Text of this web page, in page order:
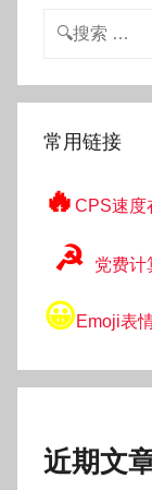
搜
常用链接
🔥 CPS速度
☭ 党费计
😀Emoji表
近期文